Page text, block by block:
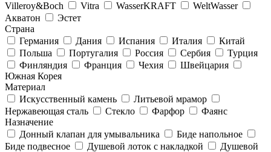
Villeroy&Boсh
Vitra WasserKRAFT
WeltWasser
Акватон
Эстет
Страна
Германия
Дания Испания Италия
Китай
Польша
Португалия Россия Сербия
Турция
Финляндия
Франция Чехия
Швейцария
Южная Корея
Материал
Искусственный камень
Литьевой мрамор
Нержавеющая сталь
Стекло Фарфор
Фаянс
Назначение
Донный клапан для умывальника
Биде напольное
Биде подвесное
Душевой лоток с накладкой
Душевой